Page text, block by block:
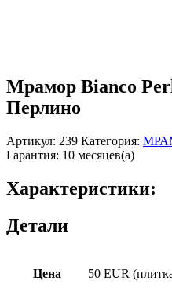
Мрамор Bianco
Перлино
Артикул: 239 Категория:
Гарантия: 10 месяцев(а)
Характеристики:
Детали
Цена 50 EUR